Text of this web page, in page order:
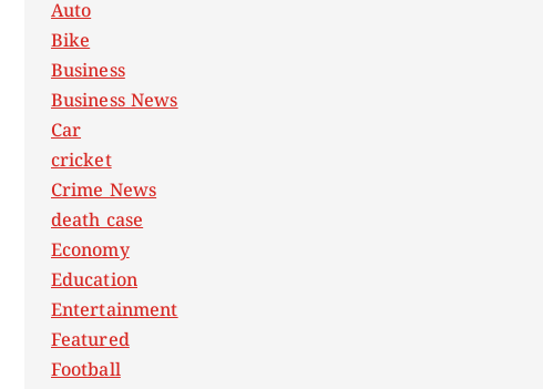
Auto
Bike
Business
Business News
Car
cricket
Crime News
death case
Economy
Education
Entertainment
Featured
Football